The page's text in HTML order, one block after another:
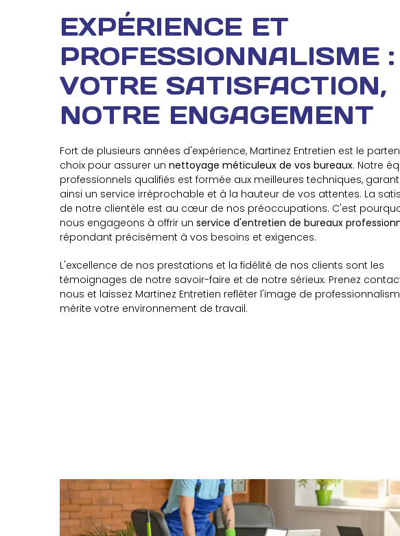
EXPÉRIENCE ET
PROFESSIONNALISME :
VOTRE SATISFACTION,
NOTRE ENGAGEMENT
Fort de plusieurs années d'expérience, Martinez Entretien est le
choix pour assurer un nettoyage méticuleux de vos bureaux. Notre
professionnels qualifiés est formée aux meilleures techniques,
ainsi un service irréprochable et à la hauteur de vos attentes. La
de notre clientèle est au cœur de nos préoccupations. C'est
nous engageons à offrir un service d'entretien de bureaux
répondant précisément à vos besoins et exigences.
L'excellence de nos prestations et la fidélité de nos clients sont les
témoignages de notre savoir-faire et de notre sérieux. Prenez
nous et laissez Martinez Entretien refléter l'image de
mérite votre environnement de travail.